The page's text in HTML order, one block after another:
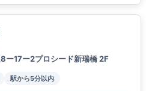
ー17ー2プロシード新瑞橋 2F
駅から5分以内